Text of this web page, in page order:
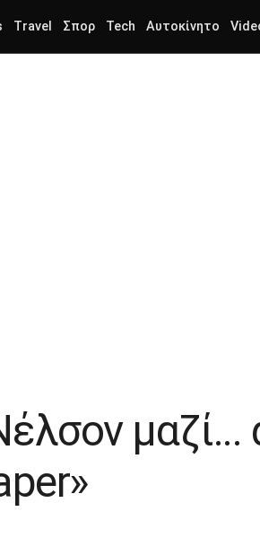
Travel Σπορ Tech Αυτοκίνητο